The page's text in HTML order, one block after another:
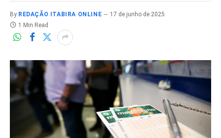
By REDAÇÃO ITABIRA ONLINE
17 de junho de 2025
1 Min Read